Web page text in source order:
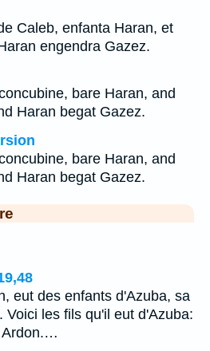
Caleb, enfanta Haran, et
engendra Gazez.
bare Haran, and
Haran begat Gazez.
bare Haran, and
Haran begat Gazez.
eut des enfants d'Azuba, sa
Voici les fils qu'il eut d'Azuba:
Ardon.…